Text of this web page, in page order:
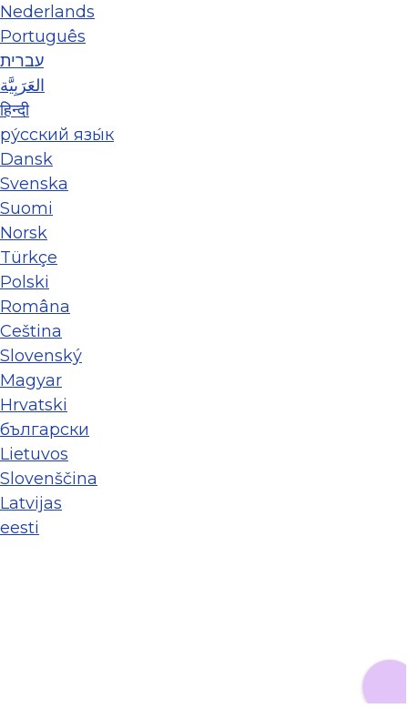
Nederlands
Português
עברית
العَرَبِيَّة
हिन्दी
ру́сский язы́к
Dansk
Svenska
Suomi
Norsk
Türkçe
Polski
Româna
Ceština
Slovenský
Magyar
Hrvatski
български
Lietuvos
Slovenščina
Latvijas
eesti